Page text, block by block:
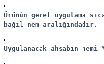
Ürünün genel uygulama
bağıl nem aralığındadır.
Uygulanacak ahşabın